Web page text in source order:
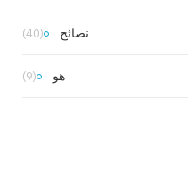
نصائح (40)
هو (9)